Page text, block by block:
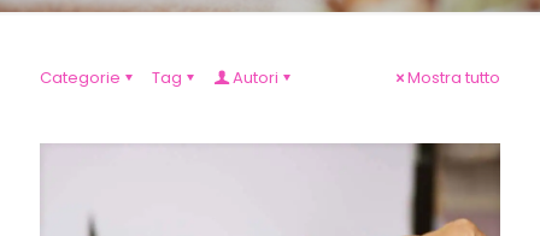
Categorie Tag Autori Mostra tutto